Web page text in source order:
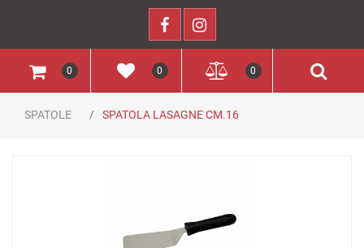
0 0 0
SPATOLE SPATOLA LASAGNE CM.16